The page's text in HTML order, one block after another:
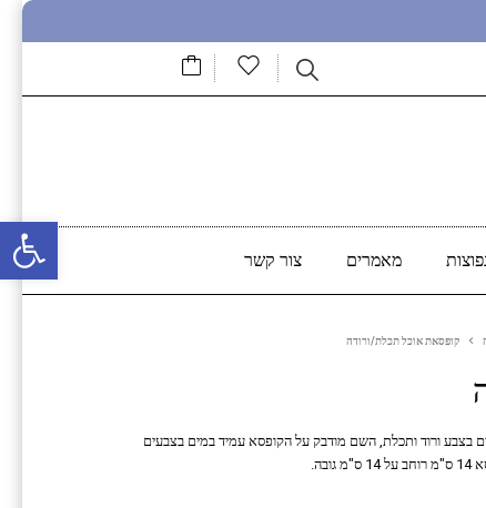
פתח סרגל נגישות
מאמרים צור קשר
קופסאת אוכל תכלת/ורודה
בצבע ורוד ותכלת, השם מודבק על הקופסא עמיד במים בצבעים